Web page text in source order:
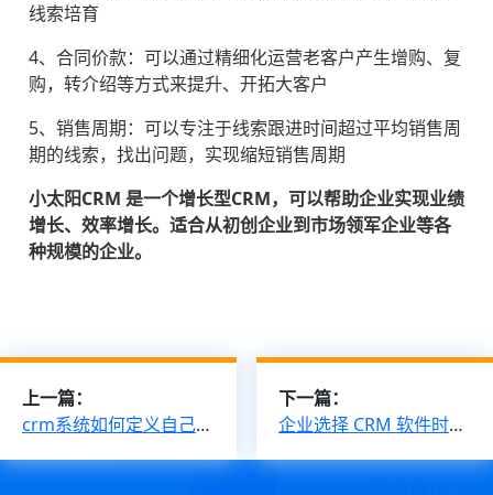
线索培育
4、合同价款：可以通过精细化运营老客户产生增购、复
购，转介绍等方式来提升、开拓大客户
5、销售周期：可以专注于线索跟进时间超过平均销售周
期的线索，找出问题，实现缩短销售周期
小太阳CRM 是一个增长型CRM，可以帮助企业实现业绩
增长、效率增长。适合从初创企业到市场领军企业等各
种规模的企业。
上一篇：
crm系统如何定义自己所需要的字段内容？
下一篇：
企业选择 CRM 软件时要注意哪些问题